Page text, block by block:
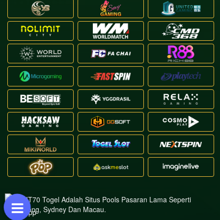
LANGIT70 Togel Adalah Situs Pools Pasaran Lama Seperti
Hongkong, Sydney Dan Macau.